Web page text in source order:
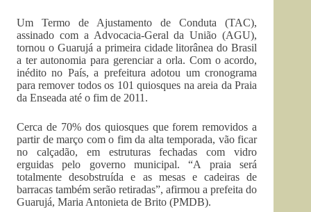
Um Termo de Ajustamento de Conduta (TAC),
assinado com a Advocacia-Geral da União (AGU),
tornou o Guarujá a primeira cidade litorânea do Brasil
a ter autonomia para gerenciar a orla. Com o acordo,
inédito no País, a prefeitura adotou um cronograma
para remover todos os 101 quiosques na areia da Praia
da Enseada até o fim de 2011.
Cerca de 70% dos quiosques que forem removidos a
partir de março com o fim da alta temporada, vão ficar
no calçadão, em estruturas fechadas com vidro
erguidas pelo governo municipal. “A praia será
totalmente desobstruída e as mesas e cadeiras de
barracas também serão retiradas”, afirmou a prefeita do
Guarujá, Maria Antonieta de Brito (PMDB).